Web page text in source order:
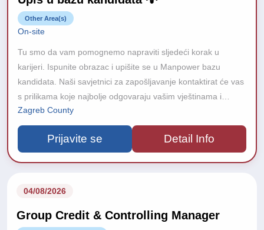
Other Area(s)
On-site
Tu smo da vam pomognemo napraviti sljedeći korak u
karijeri. Ispunite obrazac i upišite se u Manpower bazu
kandidata. Naši savjetnici za zapošljavanje kontaktirat će vas
s prilikama koje najbolje odgovaraju vašim vještinama i
iskustvu. Zašto se upisati u bazu?
Zagreb County
Prijavite se Detail Info
04/08/2026
Group Credit & Controlling Manager